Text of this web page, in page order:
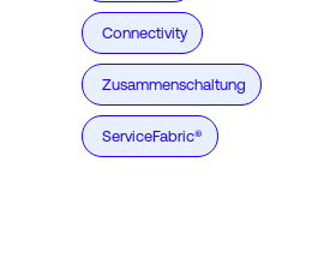
Connectivity
Zusammenschaltung
ServiceFabric®